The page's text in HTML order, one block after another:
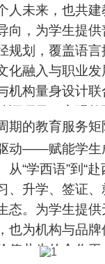
人未来，也共
向，为学生提供
规划，覆盖语言
化融入与职业
机构量身设计
证项目，实现
动——赋能学生
从“学西语”到“
、升学、签证
态。为学生提
也为机构与品
值共生的合作平
期的教育服务矩